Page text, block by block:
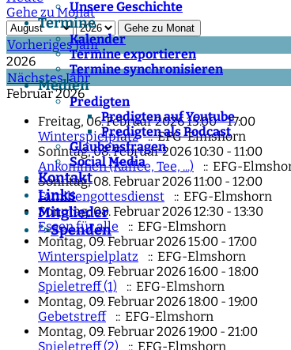
Unsere Geschichte
Termine
Kalender
Termine exportieren
Termine synchronisieren
Medien
Predigten
Predigten auf Youtube
Predigten als Podcast
Glaubensfragen
Social Media
Kontakt
Links
Mitglieder
">Spenden
Gehe zu Monat
Gehe zu Monat
Vorheriges Jahr
2026
Nächstes Jahr
Februar 2026
Freitag, 06. Februar 2026 15:00 - 17:00
Winterspielplatz :: EFG-Elmshorn
Sonntag, 08. Februar 2026 10:30 - 11:00
Ankommen (Kaffee, Tee, ...)
:: EFG-
Sonntag, 08. Februar 2026 11:00 - 12:00
Familiengottesdienst
:: EFG-Elmshorn
Sonntag, 08. Februar 2026 12:30 - 13:30
Essen für alle
:: EFG-Elmshorn
Montag, 09. Februar 2026 15:00 - 17:00
Winterspielplatz
:: EFG-Elmshorn
Montag, 09. Februar 2026 16:00 - 18:00
Spieletreff (1)
:: EFG-Elmshorn
Montag, 09. Februar 2026 18:00 - 19:00
Gebetstreff
:: EFG-Elmshorn
Montag, 09. Februar 2026 19:00 - 21:00
Spieletreff (2)
:: EFG-Elmshorn